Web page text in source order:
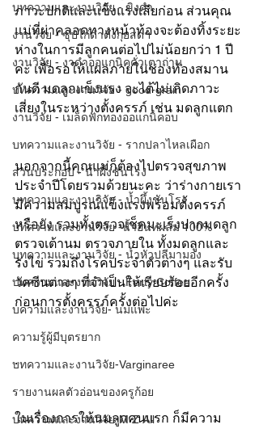
บทความและงานวิจัย - ขิงดำ
งานวิจัย - ซุปไก่ดำตังกุยสดฯ
งานวิจัย - งาดำออแกนิคคั่วเตาถ่าน
บทความและงานวิจัย - good-grain
งานวิจัย - เมล็ดฟักทองออแกนิคอบ
บทความและงานวิจัย - รากปลาไหลเผือก
ส่วนประกอบ - น้ำผึ้งชันโรง
บทความและงานวิจัย - น้ำผึ้งชันโรง
บทความและงานวิจัย -น้ำอินทผลัม 100%
บทความและงานวิจัย - น้ำหัวปลีมามอง
บทความและงานวิจัย - Ferty Coffee
บความและงานวิจัย- นมแพะ
ความรู้ผู้มีบุตรยาก
บทความและงานวิจัย-Varginaree
รายงานผลตัวอ่อนของครูก้อย
บทความและงานวิจัย-M Z All
ภาวะปกติและแข็งแรงเสียก่อน ส่วนคุณ
แม่ที่ผ่าคลอดทางหน้าท้องจะต้องทิ้งระยะ
ห่างในการมีลูกคนต่อไปไม่น้อยกว่า 1 ปี
ค่ะ เพื่อรอให้แผลภายในช่องท้องสมาน
กันดี มดลูกแข็งแรง จะได้ไม่เกิดภาวะ
เสี่ยงในระหว่างตั้งครรภ์ เช่น มดลูกแตก
นอกจากนี้คุณแม่ก็ต้องไปตรวจสุขภาพ
ประจำปีโดยรวมด้วยนะคะ ว่าร่างกายเรา
มีความสมบูรณ์แข็งแรงพร้อมตั้งครรภ์
หรือยัง รวมทั้งตรวจเช็คมะเร็งปากมดลูก
ตรวจเต้านม ตรวจภายใน ทั้งมดลูกและ
รังไข่ รวมถึงโรคประจำตัวต่างๆ และรับ
วัคซีนต่างๆ ที่จำเป็นให้เรียบร้อยอีกครั้ง
ก่อนการตั้งครรภ์ครั้งต่อไปค่ะ
.
ในเรื่องการให้นมลูกคนแรก ก็มีความ